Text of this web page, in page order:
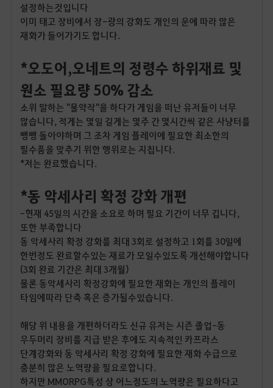
설정하는것입니다
이미 태고 장비에서 장-광의 강화도 개인의 운에 따라 많은
재화가 들어가기도 합니다.
*오도어,오네트의 정령수 하위재료 및
원소 필요량 50% 감소
소위 말하는 "물약작"을 하다가 게임을 떠난 유저들이 너무
많습니다, 적게는 몇일 길게는 몇주 간 몇시간씩 같은 사냥터를
뺑뺑 돌아야하며 그 조차 게임 플레이에 필요한 최소한의
필수품을 맞추기 위한 행위로는 지칩니다.
*저는 완료했습니다.
*동 악세사리 확정 강화 개편
-현재 45일의 시간을 소요로 하며 필요 기간이 너무 깁니다,
또한 부족합니다
동 악세사리 확정 강화를 최대 3회로 설정하고 1회를 30일에
한번정도 완료할수있는 재료가 모일수있도록 개선해야합니다
(3회 완료 기간은 최대 3개월)
물론 동악세사리 확정강화에 필요한 재화는 개인의 플레이
타임에따라 단축 혹은 증가될수있습니다.
해당 위 내용을 개편하더라도 신규 유저는 시즌 졸업-동
우두머리 장비를 지급 받은 후에도 지속적인 카프라스
단계강화와 동 악세사리 확정 강화에 필요한 재화 수급으로
충분히 많은 노역량을 필요로합니다.
하지만 MMORPG특성 상 어느정도의 노역량은 필요하다고